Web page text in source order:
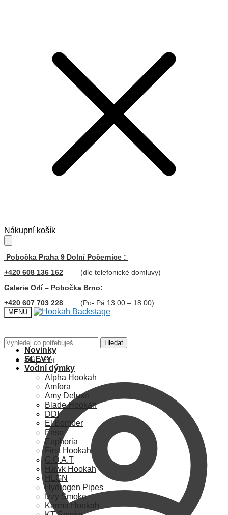
Skip
to
navigation
Skip
to
content
Nákupní košík
Pobočka Praha 9 Dolní Počernice :
+420 608 136 162
(dle telefonické domluvy)
Galerie Orlí – Pobočka Brno:
+420 607 703 228
(Po- Pá 13:00 – 18:00)
MENU
Hledat: Hledat
Můj účet
Novinky
SLEVY
Vodní dýmky
Alpha Hookah
Amfora
Amy Deluxe
Blade Hookah
DDI
El Bomber
Enso
Euphoria
First Hookah
G.O.A.T
Hawk Hookah
HLGN
Hydrogen Pipes
Izzy Smoke
Karma Hookah